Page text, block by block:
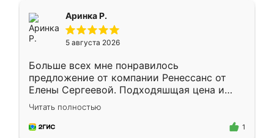
Аринка Р.
5 августа 2026
Больше всех мне понравилось
предложение от компании Ренессанс от
Елены Сергеевой. Подходяшщая цена и
короткие сроки изготовления. Приехавший
для замера сотрудник Владислав
предложил по моему эскизу самый
Читать полностью
1